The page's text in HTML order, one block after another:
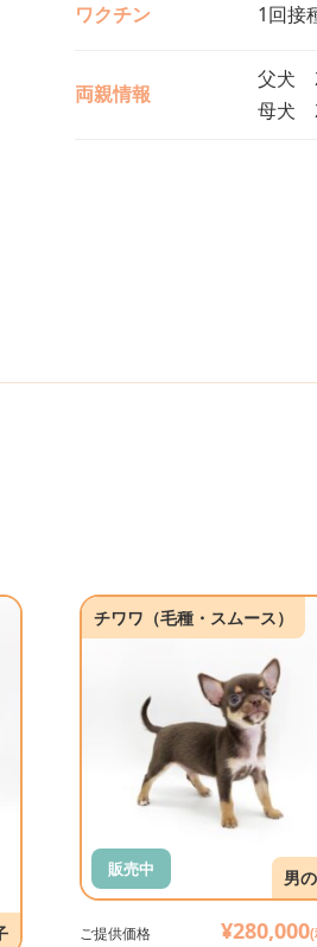
ワクチン 1回接
両親情報
父犬
母犬
チワワ（毛種・スムース）
販売中 男
ご提供価格 ¥280,000